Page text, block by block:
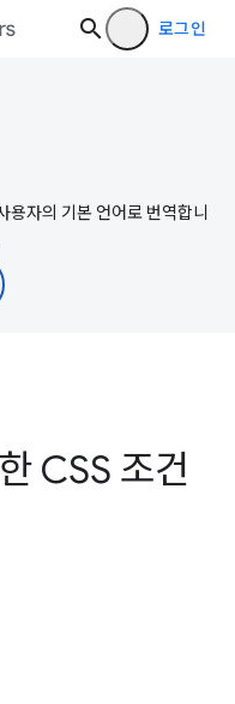
로그인
자의 기본 언어로 번역합니
CSS 조건